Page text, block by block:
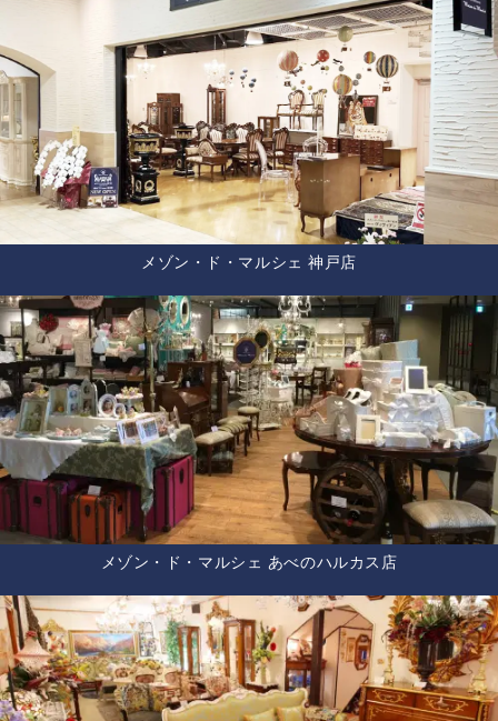
メゾン・ド・マルシェ 神戸店
メゾン・ド・マルシェ あべのハルカス店